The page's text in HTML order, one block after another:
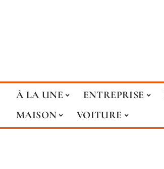
À LA UNE ENTREPRISE
MAISON
VOITURE